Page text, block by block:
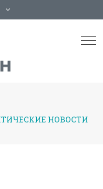
НОВОСТИ